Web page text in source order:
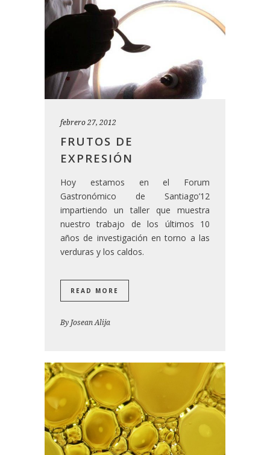
febrero 27, 2012
FRUTOS DE
EXPRESIÓN
Hoy estamos en el Forum
Gastronómico de Santiago’12
impartiendo un taller que muestra
nuestro trabajo de los últimos 10
años de investigación en torno a las
verduras y los caldos.
READ MORE
By Josean Alija